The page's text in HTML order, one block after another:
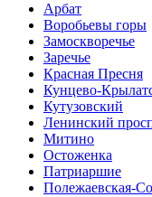
Арбат
Воробьевы горы
Замоскворечье
Заречье
Красная Пресня
Кунцево-
Кутузовский
Ленинский
Митино
Остоженка
Патриаршие
Полежаевская-